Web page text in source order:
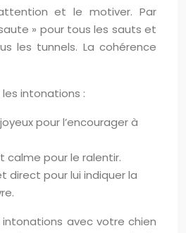
et le motiver. Par
» pour tous les sauts et
les tunnels. La cohérence
intonations :
pour l’encourager à
calme pour le ralentir.
direct pour lui indiquer la
avec votre chien